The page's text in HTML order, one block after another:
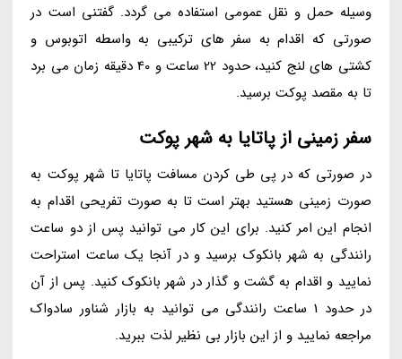
وسیله حمل و نقل عمومی استفاده می گردد. گفتنی است در
صورتی که اقدام به سفر های ترکیبی به واسطه اتوبوس و
کشتی های لنج کنید، حدود 22 ساعت و 40 دقیقه زمان می برد
تا به مقصد پوکت برسید.
سفر زمینی از پاتایا به شهر پوکت
در صورتی که در پی طی کردن مسافت پاتایا تا شهر پوکت به
صورت زمینی هستید بهتر است تا به صورت تفریحی اقدام به
انجام این امر کنید. برای این کار می توانید پس از دو ساعت
رانندگی به شهر بانکوک برسید و در آنجا یک ساعت استراحت
نمایید و اقدام به گشت و گذار در شهر بانکوک کنید. پس از آن
در حدود 1 ساعت رانندگی می توانید به بازار شناور سادواک
مراجعه نمایید و از این بازار بی نظیر لذت ببرید.